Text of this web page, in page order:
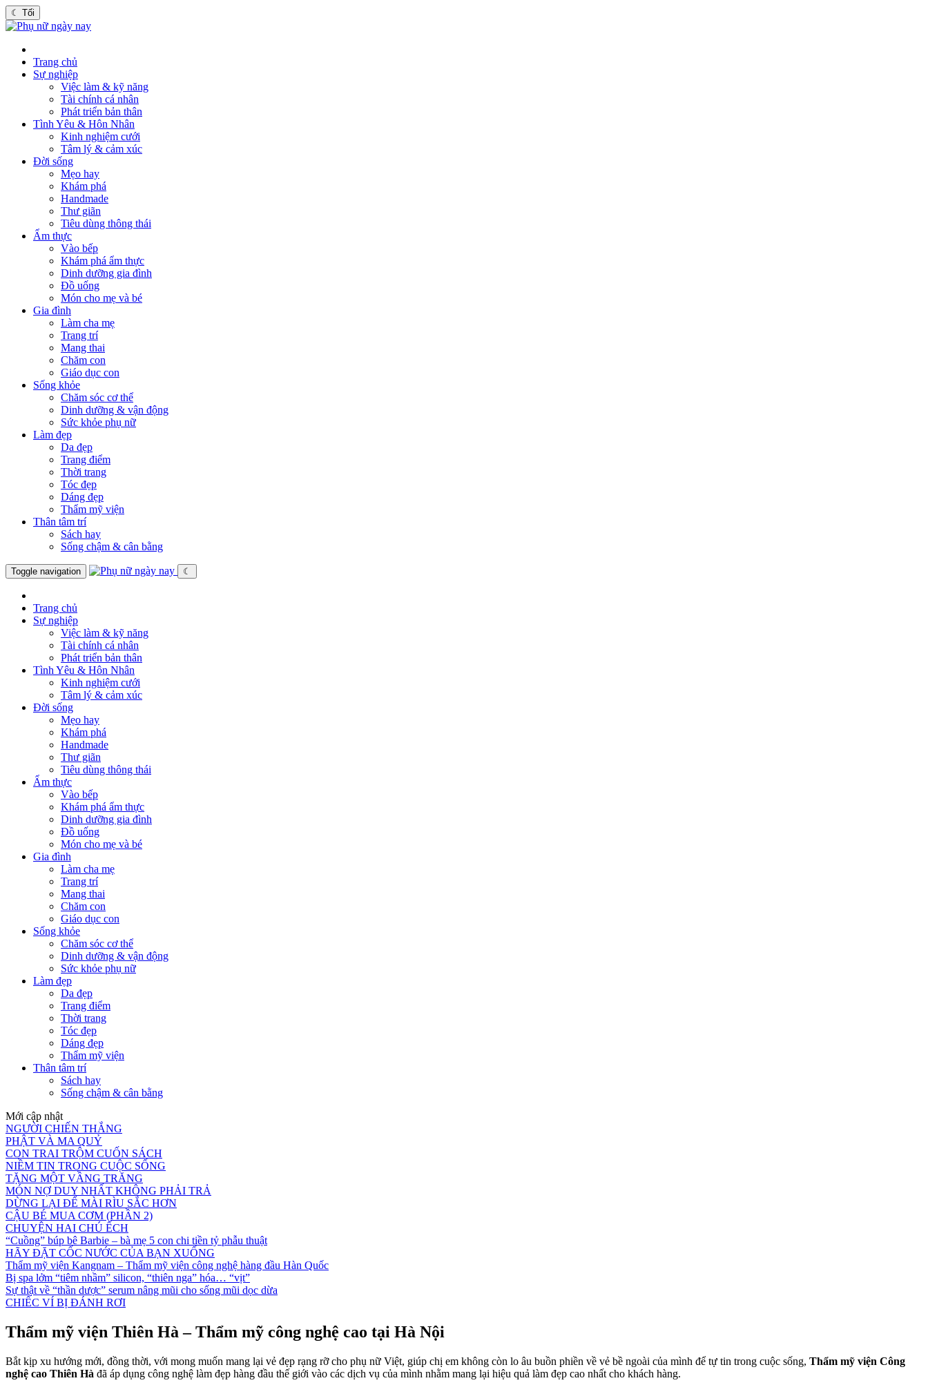
☾ Tối
Trang chủ
Sự nghiệp
Việc làm & kỹ năng
Tài chính cá nhân
Phát triển bản thân
Tình Yêu & Hôn Nhân
Kinh nghiệm cưới
Tâm lý & cảm xúc
Đời sống
Mẹo hay
Khám phá
Handmade
Thư giãn
Tiêu dùng thông thái
Ẩm thực
Vào bếp
Khám phá ẩm thực
Dinh dưỡng gia đình
Đồ uống
Món cho mẹ và bé
Gia đình
Làm cha mẹ
Trang trí
Mang thai
Chăm con
Giáo dục con
Sống khỏe
Chăm sóc cơ thể
Dinh dưỡng & vận động
Sức khỏe phụ nữ
Làm đẹp
Da đẹp
Trang điểm
Thời trang
Tóc đẹp
Dáng đẹp
Thẩm mỹ viện
Thân tâm trí
Sách hay
Sống chậm & cân bằng
Toggle navigation ☾
Trang chủ
Sự nghiệp
Việc làm & kỹ năng
Tài chính cá nhân
Phát triển bản thân
Tình Yêu & Hôn Nhân
Kinh nghiệm cưới
Tâm lý & cảm xúc
Đời sống
Mẹo hay
Khám phá
Handmade
Thư giãn
Tiêu dùng thông thái
Ẩm thực
Vào bếp
Khám phá ẩm thực
Dinh dưỡng gia đình
Đồ uống
Món cho mẹ và bé
Gia đình
Làm cha mẹ
Trang trí
Mang thai
Chăm con
Giáo dục con
Sống khỏe
Chăm sóc cơ thể
Dinh dưỡng & vận động
Sức khỏe phụ nữ
Làm đẹp
Da đẹp
Trang điểm
Thời trang
Tóc đẹp
Dáng đẹp
Thẩm mỹ viện
Thân tâm trí
Sách hay
Sống chậm & cân bằng
Mới cập nhật
NGƯỜI CHIẾN THẮNG
PHẬT VÀ MA QUỶ
CON TRAI TRỘM CUỐN SÁCH
NIỀM TIN TRONG CUỘC SỐNG
TẶNG MỘT VẦNG TRĂNG
MÓN NỢ DUY NHẤT KHÔNG PHẢI TRẢ
DỪNG LẠI ĐỂ MÀI RÌU SẮC HƠN
CẬU BÉ MUA CƠM (PHẦN 2)
CHUYỆN HAI CHÚ ẾCH
“Cuồng” búp bê Barbie – bà mẹ 5 con chi tiền tỷ phẫu thuật
HÃY ĐẶT CỐC NƯỚC CỦA BẠN XUỐNG
Thẩm mỹ viện Kangnam – Thẩm mỹ viện công nghệ hàng đầu Hàn Quốc
Bị spa lởm “tiêm nhầm” silicon, “thiên nga” hóa… “vịt”
Sự thật về “thần dược” serum nâng mũi cho sống mũi dọc dừa
CHIẾC VÍ BỊ ĐÁNH RƠI
Thẩm mỹ viện Thiên Hà – Thẩm mỹ công nghệ cao tại Hà Nội
Bắt kịp xu hướng mới, đồng thời, với mong muốn mang lại vẻ đẹp rạng rỡ cho phụ nữ Việt, giúp chị em không còn lo âu buồn phiền về vẻ bề ngoài của mình để tự tin trong cuộc sống, Thẩm mỹ viện Công
nghệ cao Thiên Hà đã áp dụng công nghệ làm đẹp hàng đầu thế giới vào các dịch vụ của mình nhằm mang lại hiệu quả làm đẹp cao nhất cho khách hàng.